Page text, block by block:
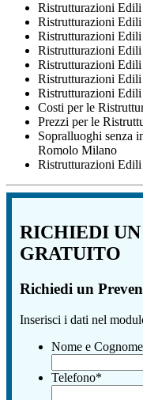
Ristrutturazioni
Ristrutturazioni
Ristrutturazioni
Ristrutturazioni
Ristrutturazioni
Ristrutturazioni
Ristrutturazioni
Costi per le
Prezzi per le
Sopralluoghi senza
Romolo Milano
Ristrutturazioni
RICHIEDI
GRATUITO
Richiedi un
Inserisci i dati nel
Nome e Cognome
Telefono*